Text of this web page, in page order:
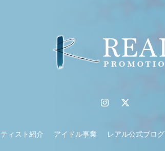
ィスト紹介 アイドル事業 レアル公式ブログ